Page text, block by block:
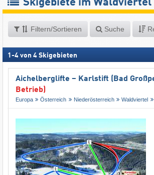
Skigebiete im Waldviertel
Filtern/Sortieren Suche
1 -4 von 4 Skigebieten
Aichelberglifte – Karlstift (Bad
Betrieb)
Europa Österreich Niederösterreich Waldviertel